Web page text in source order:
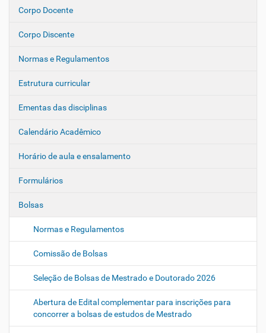
a
ç
o
Corpo Docente
Corpo Discente
Normas e Regulamentos
Estrutura curricular
Ementas das disciplinas
Calendário Acadêmico
Horário de aula e ensalamento
Formulários
Bolsas
Normas e Regulamentos
Comissão de Bolsas
Seleção de Bolsas de Mestrado e Doutorado 2026
Abertura de Edital complementar para inscrições para
concorrer a bolsas de estudos de Mestrado